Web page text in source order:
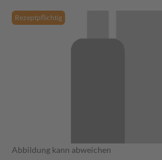
Rezeptpflichtig
Abbildung kann abweichen